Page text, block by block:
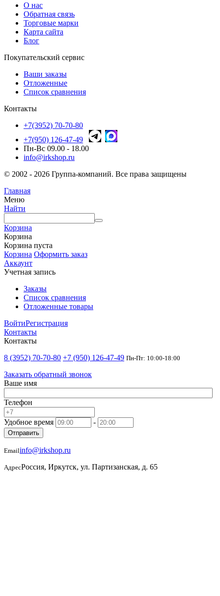
О нас
Обратная связь
Торговые марки
Карта сайта
Блог
Покупательский сервис
Ваши заказы
Отложенные
Список сравнения
Контакты
+7(3952) 70-70-80
+7(950) 126-47-49
Пн-Вс 09.00 - 18.00
info@irkshop.ru
© 2002 - 2026 Группа-компаний. Все права защищены
Главная
Меню
Найти
Корзина
Корзина
Корзина пуста
Корзина Оформить заказ
Аккаунт
Учетная запись
Заказы
Список сравнения
Отложенные товары
ВойтиРегистрация
Контакты
Контакты
8 (3952) 70-70-80 +7 (950) 126-47-49 Пн-Пт: 10:00-18:00
Заказать обратный звонок
Ваше имя
Телефон
Удобное время -
Отправить
Emailinfo@irkshop.ru
АдресРоссия, Иркутск, ул. Партизанская, д. 65